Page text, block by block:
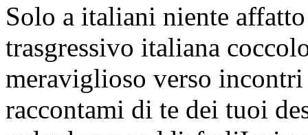
Solo a italiani niente
trasgressivo italiana
meraviglioso verso
raccontami di te dei tuoi